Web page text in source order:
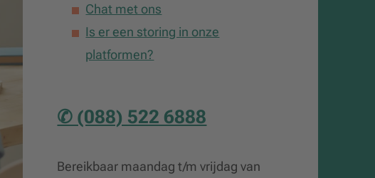
Chat met ons
Is er een storing in onze
platformen?
✆ (088) 522 6888
Bereikbaar maandag t/m vrijdag van